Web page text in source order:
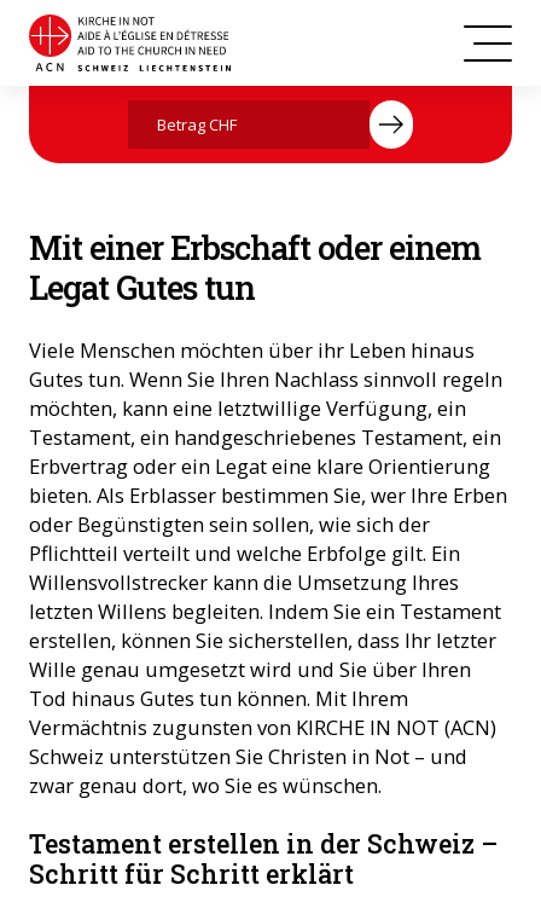
Jetzt mit Ihrer Spende helfen
Mit einer Erbschaft oder einem
Legat Gutes tun
Viele Menschen möchten über ihr Leben hinaus
Gutes tun. Wenn Sie Ihren Nachlass sinnvoll regeln
möchten, kann eine letztwillige Verfügung, ein
Testament, ein handgeschriebenes Testament, ein
Erbvertrag oder ein Legat eine klare Orientierung
bieten. Als Erblasser bestimmen Sie, wer Ihre Erben
oder Begünstigten sein sollen, wie sich der
Pflichtteil verteilt und welche Erbfolge gilt. Ein
Willensvollstrecker kann die Umsetzung Ihres
letzten Willens begleiten. Indem Sie ein Testament
erstellen, können Sie sicherstellen, dass Ihr letzter
Wille genau umgesetzt wird und Sie über Ihren
Tod hinaus Gutes tun können. Mit Ihrem
Vermächtnis zugunsten von KIRCHE IN NOT (ACN)
Schweiz unterstützen Sie Christen in Not – und
zwar genau dort, wo Sie es wünschen.
Testament erstellen in der Schweiz –
Schritt für Schritt erklärt